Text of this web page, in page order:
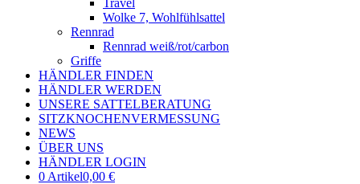
Wolke 7, Wohlfühlsattel
Rennrad
Rennrad weiß/rot/carbon
Griffe
HÄNDLER FINDEN
HÄNDLER WERDEN
UNSERE SATTELBERATUNG
SITZKNOCHENVERMESSUNG
NEWS
ÜBER UNS
HÄNDLER LOGIN
0 Artikel0,00 €